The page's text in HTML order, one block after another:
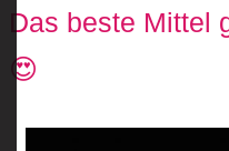
Das beste Mittel
😍